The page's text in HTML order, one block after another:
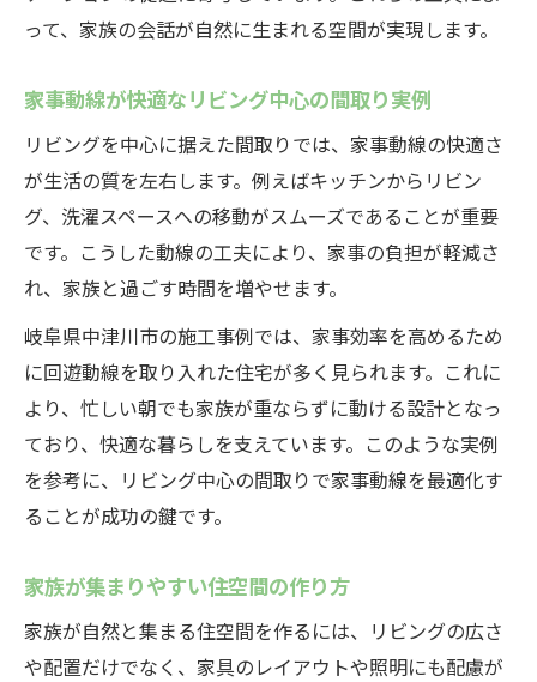
える
リビングが中心の間取りが生活の質を向上
家族の交流を支えるリビング配置の秘訣
リビング中心間取りで叶える家事効率化
収納計画が重要なリビング中心の間取り
子育てがしやすいリビング配置の工夫
相談したい！理想のリビング中心間取り実現法
リビングが中心の間取り設計の進め方
専門家に聞くリビング中心間取りのコツ
家族の要望を反映する間取り相談のポイン
ト
リビングが中心の間取りで理想をカタチに
って、家族の会話が自然に生まれる空間が実現します。
家事動線が快適なリビング中心の間取り実例
リビングを中心に据えた間取りでは、家事動線の快適さ
が生活の質を左右します。例えばキッチンからリビン
グ、洗濯スペースへの移動がスムーズであることが重要
です。こうした動線の工夫により、家事の負担が軽減さ
れ、家族と過ごす時間を増やせます。
岐阜県中津川市の施工事例では、家事効率を高めるため
に回遊動線を取り入れた住宅が多く見られます。これに
より、忙しい朝でも家族が重ならずに動ける設計となっ
ており、快適な暮らしを支えています。このような実例
を参考に、リビング中心の間取りで家事動線を最適化す
ることが成功の鍵です。
家族が集まりやすい住空間の作り方
家族が自然と集まる住空間を作るには、リビングの広さ
や配置だけでなく、家具のレイアウトや照明にも配慮が